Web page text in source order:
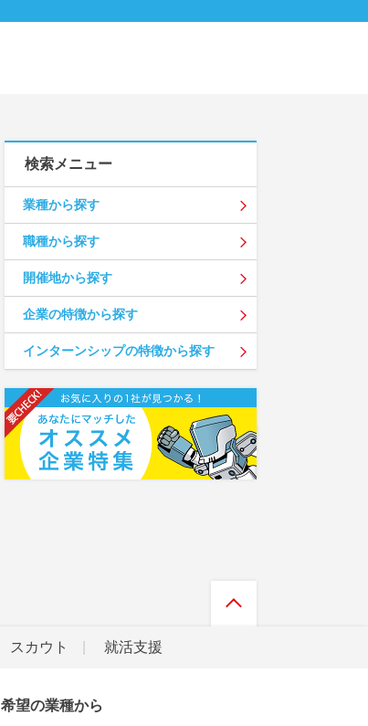
検索メニュー
業種から探す
職種から探す
開催地から探す
企業の特徴から探す
インターンシップの特徴から探す
スカウト 就活支援
希望の業種から